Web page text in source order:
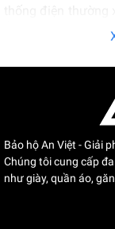
Ủng bảo hộ cách
việc gần các dây
đòi hỏi những
những công
đường dây cao
trong những môi
hộ là cực kỳ quan
Ngành bảo dưỡng
Bảo hộ An Việt - Giải
Chúng tôi cung cấp
như giày, quần áo,